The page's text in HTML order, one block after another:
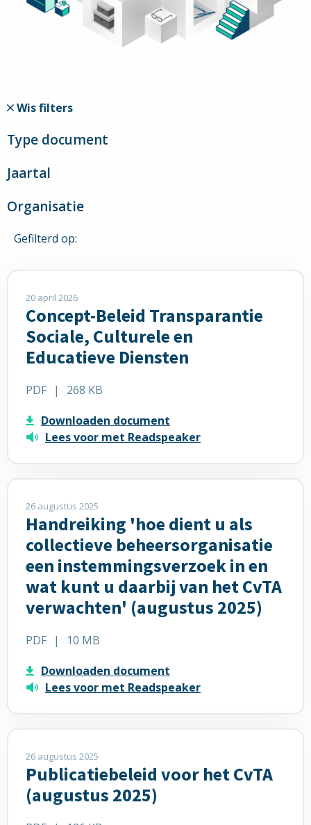
Wis filters
Type document
Jaartal
Organisatie
Gefilterd op:
20 april 2026
Concept-Beleid Transparantie
Sociale, Culturele en
Educatieve Diensten
PDF |
268 KB
Downloaden document
Lees voor met Readspeaker
Lees
meer
over
Concept-
Beleid
Transparantie
Culturele
Educatieve
Diensten
26 augustus 2025
Handreiking 'hoe dient u als
collectieve beheersorganisatie
een instemmingsverzoek in en
wat kunt u daarbij van het CvTA
verwachten' (augustus 2025)
PDF |
10 MB
Downloaden document
Lees voor met Readspeaker
Lees
meer
over
Handreiking
'hoe
dient
beheersorganisatie
instemmingsverzoek
en
kunt
daarbij
CvTA
26 augustus 2025
Publicatiebeleid voor het CvTA
(augustus 2025)
Lees
meer
over
Publicatiebeleid
voor